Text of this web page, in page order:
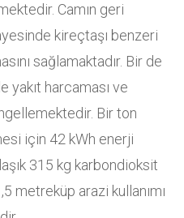
Camın geri
kireçtaşı benzeri
sağlamaktadır. Bir de
yakıt harcaması ve
Bir ton
için 42 kWh enerji
315 kg karbondioksit
metreküp arazi kullanımı